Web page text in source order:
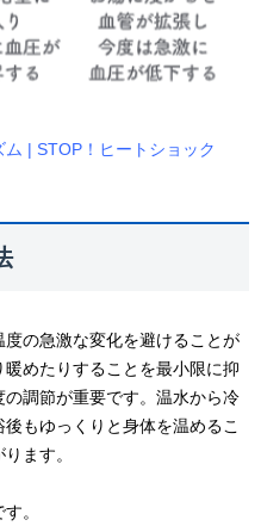
| STOP！ヒートショック
の急激な変化を避けることが
めたりすることを最小限に抑
調節が重要です。温水から冷
もゆっくりと身体を温めるこ
ます。
。